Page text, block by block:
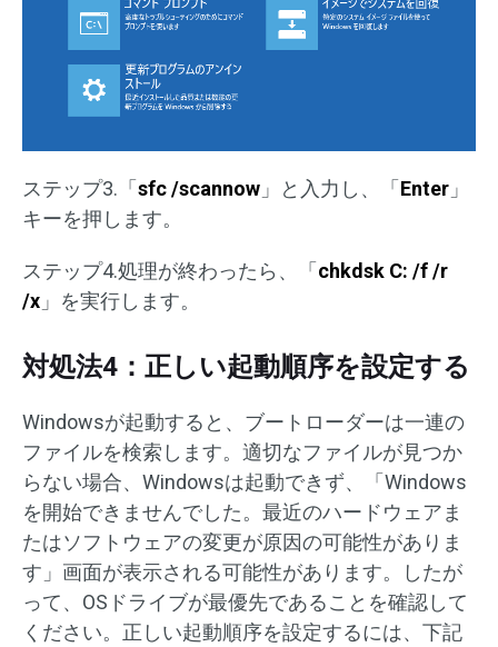
ステップ3.「sfc /scannow 」と入力し、「Enter 」
キーを押します。
ステップ4.処理が終わったら、「chkdsk C: /f /r
/x 」を実行します。
対処法4：正しい起動順序を設定する
Windowsが起動すると、ブートローダーは一連の
ファイルを検索します。適切なファイルが見つか
らない場合、Windowsは起動できず、「Windows
を開始できませんでした。最近のハードウェアま
たはソフトウェアの変更が原因の可能性がありま
す」画面が表示される可能性があります。したが
って、OSドライブが最優先であることを確認して
ください。正しい起動順序を設定するには、下記